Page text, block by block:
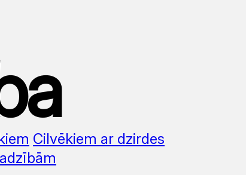
Cilvēkiem ar dzirdes